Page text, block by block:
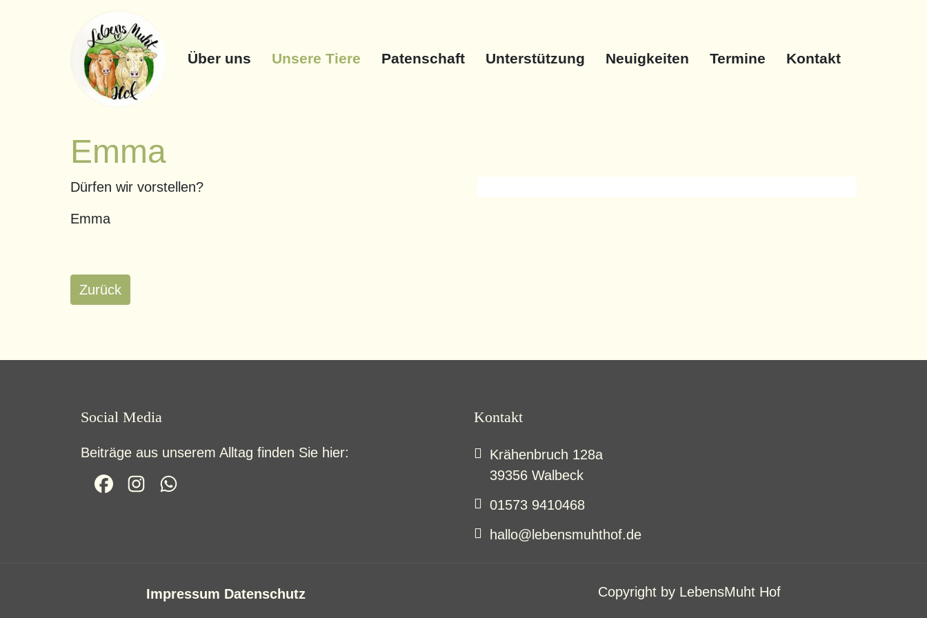
Über uns Unsere Tiere Patenschaft Unterstützung Neuigkeiten Termine Kontakt
Emma
Dürfen wir vorstellen?
Emma
Zurück
Social Media
Beiträge aus unserem Alltag finden Sie hier:
Kontakt
Krähenbruch 128a
39356 Walbeck
01573 9410468
hallo@lebensmuhthof.de
Impressum Datenschutz Copyright by LebensMuht Hof